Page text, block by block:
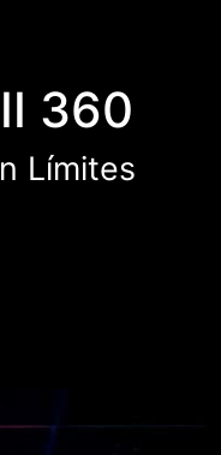
360
Límites